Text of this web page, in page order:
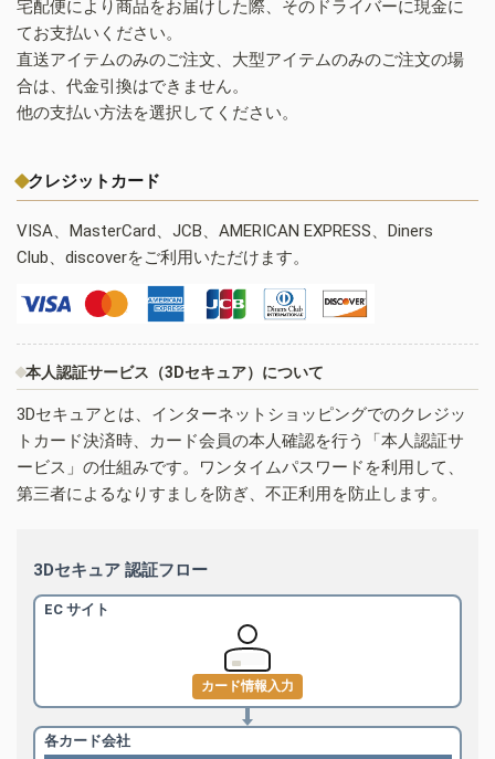
宅配便により商品をお届けした際、そのドライバーに現金に
てお支払いください。
直送アイテムのみのご注文、大型アイテムのみのご注文の場
合は、代金引換はできません。
他の支払い方法を選択してください。
クレジットカード
VISA、MasterCard、JCB、AMERICAN EXPRESS、Diners
Club、discoverをご利用いただけます。
本人認証サービス（3Dセキュア）について
3Dセキュアとは、インターネットショッピングでのクレジッ
トカード決済時、カード会員の本人確認を行う「本人認証サ
ービス」の仕組みです。ワンタイムパスワードを利用して、
第三者によるなりすましを防ぎ、不正利用を防止します。
3Dセキュア 認証フロー
EC サイト
カード情報入力
各カード会社